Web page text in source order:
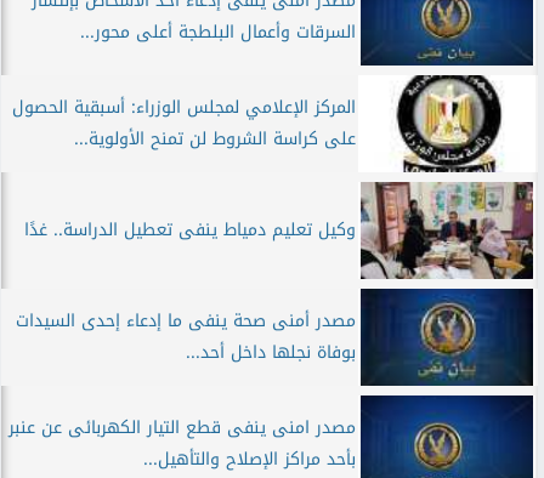
السرقات وأعمال البلطجة أعلى محور...
المركز الإعلامي لمجلس الوزراء: أسبقية الحصول
على كراسة الشروط لن تمنح الأولوية...
وكيل تعليم دمياط ينفى تعطيل الدراسة.. غدًا
مصدر أمنى صحة ينفى ما إدعاء إحدى السيدات
بوفاة نجلها داخل أحد...
مصدر امنى ينفى قطع التيار الكهربائى عن عنبر
بأحد مراكز الإصلاح والتأهيل...